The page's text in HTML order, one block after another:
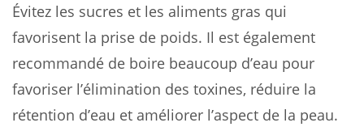
Évitez les sucres et les aliments gras qui
favorisent la prise de poids. Il est également
recommandé de boire beaucoup d’eau pour
favoriser l’élimination des toxines, réduire la
rétention d’eau et améliorer l’aspect de la peau.